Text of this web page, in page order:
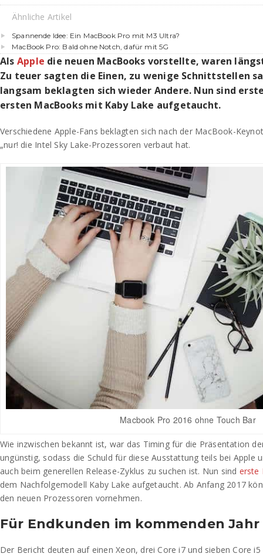
Ähnliche Artikel
Spannende Idee: Ein MacBook Pro mit M3 Ultra?
MacBook Pro: Bald ohne Notch, dafür mit 5G
Als Apple die neuen MacBooks vorstellte, waren
Zu teuer sagten die Einen, zu wenige Schnittstellen
langsam beklagten sich wieder Andere. Nun sind
ersten MacBooks mit Kaby Lake aufgetaucht.
Verschiedene Apple-Fans beklagten sich nach der MacBook-
„nur! die Intel Sky Lake-Prozessoren verbaut hat.
Macbook Pro 2016 ohne Touch Bar
Wie inzwischen bekannt ist, war das Timing für die Präsentation
ungünstig, sodass die Schuld für diese Ausstattung teils bei Apple
auch beim generellen Release-Zyklus zu suchen ist. Nun sind erste
dem Nachfolgemodell Kaby Lake aufgetaucht. Ab Anfang 2017
den neuen Prozessoren vornehmen.
Für Endkunden im kommenden Jahr
Der Bericht deuten auf einen Xeon, drei Core i7 und sieben Core